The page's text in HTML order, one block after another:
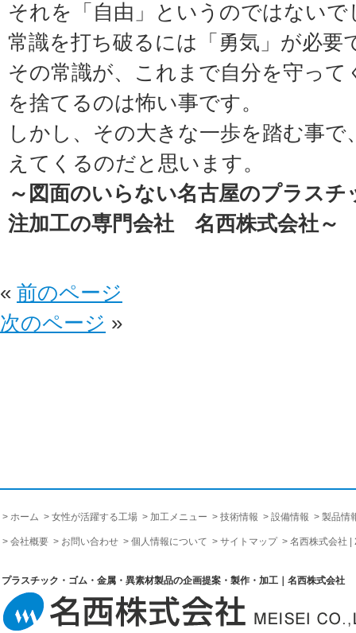
それを「自由」というのではないで
常識を打ち破るには「勇気」が必要
その常識が、これまで自分を守っ
を捨てるのは怖い事です。
しかし、その大きな一歩を踏む事
えてくるのだと思います。
～図面のいらない名古屋のプラスチ
注加工の専門会社 名西株式会社～
« 前のページ
次のページ »
ホーム 女性が活躍する工場 加工メニュー 技術情報 設備情報 製品情
会社概要 お問い合わせ 個人情報について サイトマップ 名西株式会社 |
プラスチック・ゴム・金属・異素材製品の企画提案・製作・加工｜名西株式会社